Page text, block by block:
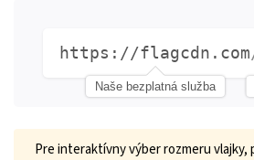
https://flagcdn.com
Naše bezplatná služba
Pre interaktívny výber rozmeru vlajky,